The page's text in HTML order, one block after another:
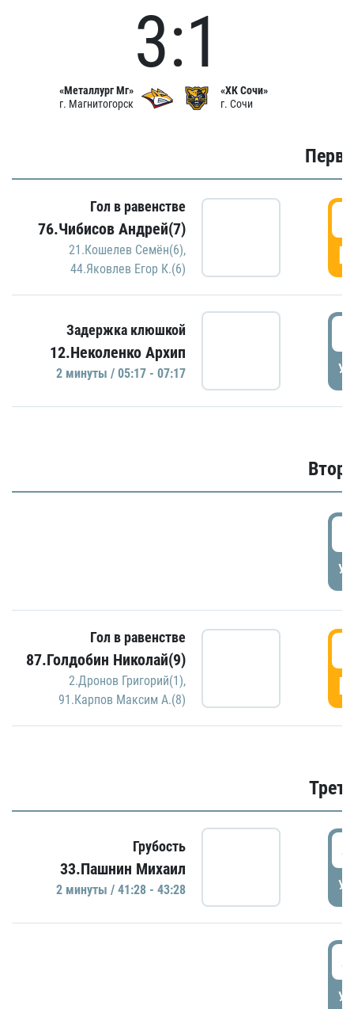
«Металлург Мг»
г. Магнитогорск
3:1
«ХК Сочи»
г. Сочи
Гол в равенстве
76.Чибисов Андрей(7)
21.Кошелев Семён(6),
44.Яковлев Егор К.(6)
Задержка клюшкой
12.Неколенко Архип
2 минуты / 05:17 - 07:17
Гол в равенстве
87.Голдобин Николай(9)
2.Дронов Григорий(1),
91.Карпов Максим А.(8)
Грубость
33.Пашнин Михаил
2 минуты / 41:28 - 43:28